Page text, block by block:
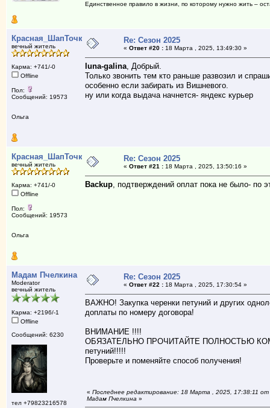
Единственное правило в жизни, по которому нужно жить –
Красная_ШапТочка
вечный житель
Карма: +741/-0
Offline
Пол:
Сообщений: 19573
Ольга
Re: Сезон 2025
« Ответ #20 :18 Марта , 2025, 13:49:30 »
luna-galina, Добрый.
Только звонить тем кто раньше развозил и
особенно если забирать из Вишневого.
ну или когда выдача начнется- яндекс курьер
Красная_ШапТочка
вечный житель
Карма: +741/-0
Offline
Пол:
Сообщений: 19573
Ольга
Re: Сезон 2025
« Ответ #21 :18 Марта , 2025, 13:50:16 »
Backup, подтверждений оплат пока не было- по
Мадам Пчелкина
Moderator
вечный житель
Карма: +2196/-1
Offline
Сообщений: 6230
тел +79823216578
Re: Сезон 2025
« Ответ #22 :18 Марта , 2025, 17:30:54 »
ВАЖНО! Закупка черенки петуний
доплаты по номеру договора!
ВНИМАНИЕ !!!!
ОБЯЗАТЕЛЬНО ПРОЧИТАЙТЕ ПОЛНОСТЬЮ
петуний!!!!!
Проверьте и поменяйте способ получения!
« Последнее редактирование: 18 Марта , 2025, 17:38:11 от
Мадам Пчелкина »